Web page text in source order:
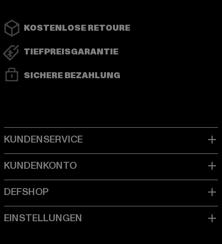
KOSTENLOSE RETOURE
TIEFPREISGARANTIE
SICHERE BEZAHLUNG